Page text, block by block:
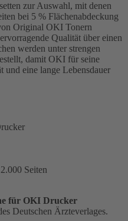
zur Auswahl, mit denen
bei 5 % Flächenabdeckung
Original OKI Tonern
Qualität über einen
werden unter strengen
damit OKI für seine
und eine lange Lebensdauer
Seiten
für OKI Drucker
Deutschen Ärzteverlages.